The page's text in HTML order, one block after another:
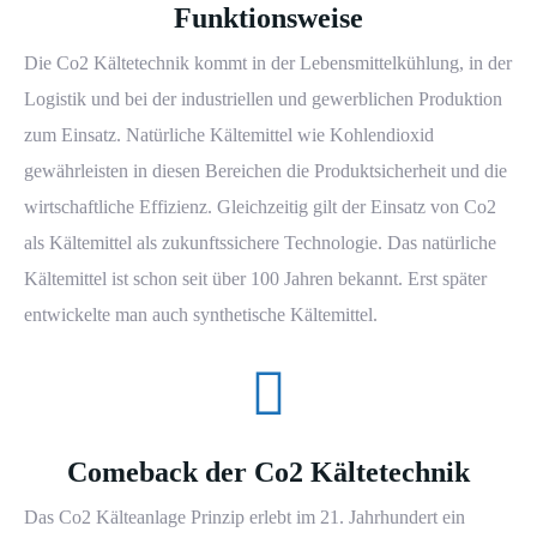
Funktionsweise
Die Co2 Kältetechnik kommt in der Lebensmittelkühlung, in der
Logistik und bei der industriellen und gewerblichen Produktion
zum Einsatz. Natürliche Kältemittel wie Kohlendioxid
gewährleisten in diesen Bereichen die Produktsicherheit und die
wirtschaftliche Effizienz. Gleichzeitig gilt der Einsatz von Co2
als Kältemittel als zukunftssichere Technologie. Das natürliche
Kältemittel ist schon seit über 100 Jahren bekannt. Erst später
entwickelte man auch synthetische Kältemittel.
Comeback der Co2 Kältetechnik
Das Co2 Kälteanlage Prinzip erlebt im 21. Jahrhundert ein